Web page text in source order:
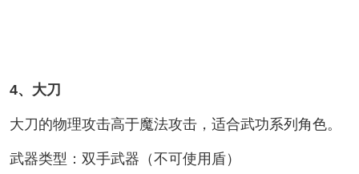
4、大刀
大刀的物理攻击高于魔法攻击，适合武功系列角色。
武器类型：双手武器（不可使用盾）